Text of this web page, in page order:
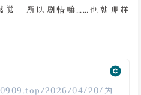
觉。所以剧情嘛……也就那样
2026/04/20/为